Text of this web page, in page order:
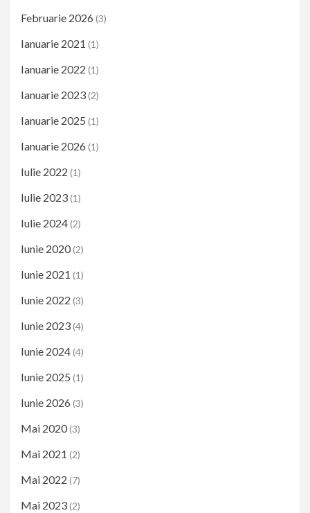
Februarie 2026 (3)
Ianuarie 2021 (1)
Ianuarie 2022 (1)
Ianuarie 2023(2)
Ianuarie 2025 (1)
Ianuarie 2026 (1)
Iulie 2022 (1)
Iulie 2023(1)
Iulie 2024(2)
Iunie 2020(2)
Iunie 2021 (1)
Iunie 2022 (3)
Iunie 2023(4)
Iunie 2024(4)
Iunie 2025 (1)
Iunie 2026 (3)
Mai 2020(3)
Mai 2021 (2)
Mai 2022 (7)
Mai 2023(2)